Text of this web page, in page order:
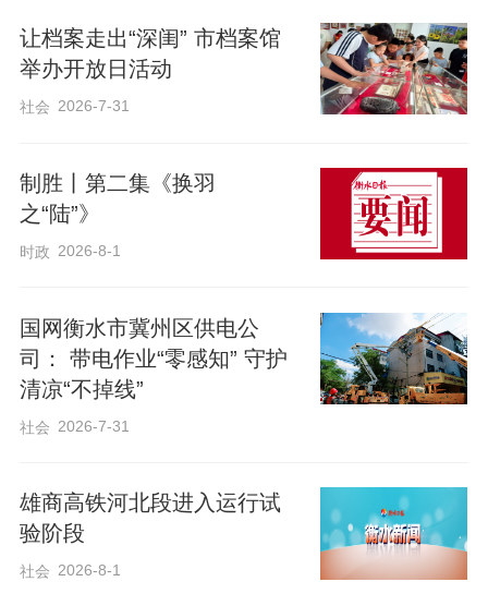
推进方式。线上通过官方微信公众号推送
防灾减灾知识，扩大宣传覆盖面。线下充
分发挥营业网点阵地作用，通过张贴海
入开展进社区等集中宣传活动，通过设立
咨询台、悬挂横幅、发放资料等形式与群
众面对面交流，活动覆盖群众数千人次，
意识。
在对外宣传的同时，公司强化大灾理赔应
急准备，完善应急预案，明确灾害预警、
响应机制；备足大灾理赔查勘物资，开通
理赔绿色通道，确保突发灾情快速处置、
高效赔付，实现了“防灾有举措、宣传有力
让档案走出“深闺” 市档案馆
举办开放日活动
社会 2026-7-31
制胜丨第二集《换羽
之“陆”》
时政 2026-8-1
国网衡水市冀州区供电公
司： 带电作业“零感知” 守护
清凉“不掉线”
社会 2026-7-31
雄商高铁河北段进入运行试
验阶段
社会 2026-8-1